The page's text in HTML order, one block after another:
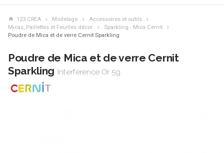
123 CREA Modelage
Accessoires et outils
Micas, Paillettes et Feuilles décor
Sparkling - Mica Cernit
Poudre de Mica et de verre Cernit Sparkling
Poudre de Mica et de verre Cernit
Sparkling Interférence Or 5g